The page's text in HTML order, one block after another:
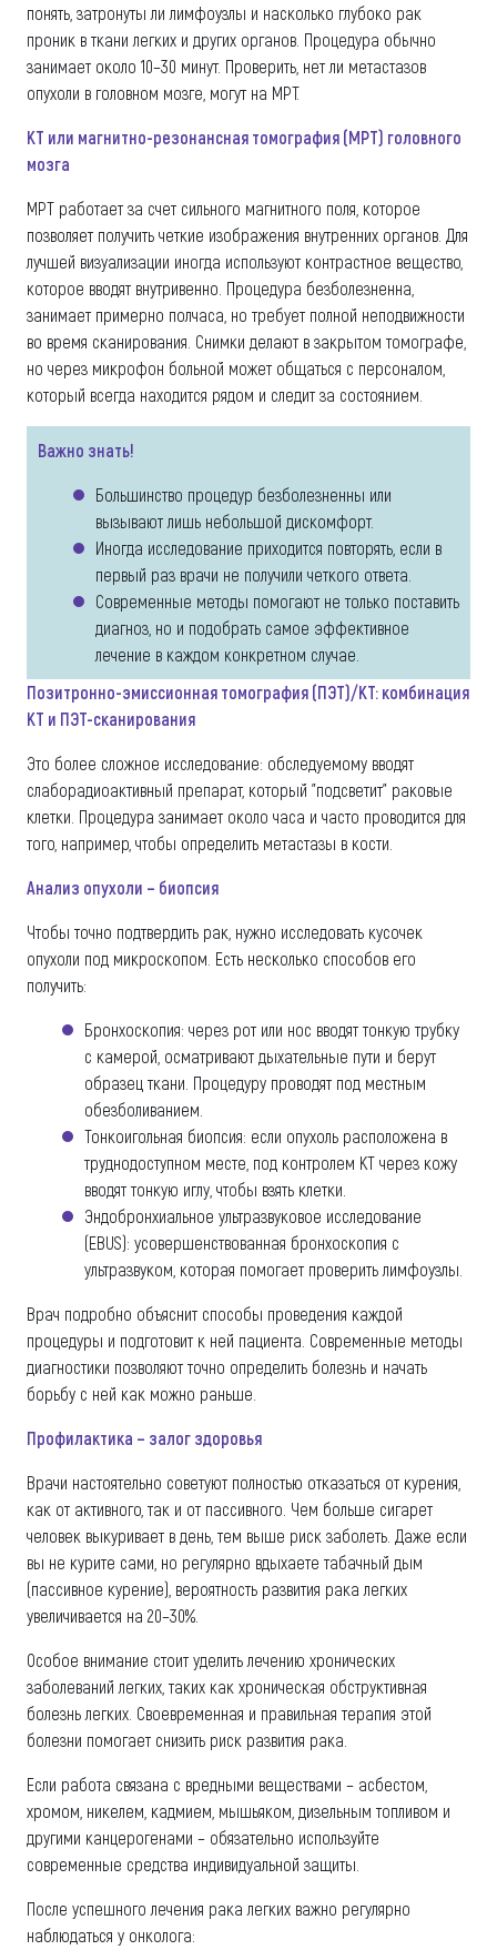
понять, затронуты ли лимфоузлы и насколько глубоко рак
проник в ткани легких и других органов. Процедура обычно
занимает около 10–30 минут. Проверить, нет ли метастазов
опухоли в головном мозге, могут на МРТ.
КТ или магнитно-резонансная томография (МРТ) головного
мозга
МРТ работает за счет сильного магнитного поля, которое
позволяет получить четкие изображения внутренних органов. Для
лучшей визуализации иногда используют контрастное вещество,
которое вводят внутривенно. Процедура безболезненна,
занимает примерно полчаса, но требует полной неподвижности
во время сканирования. Снимки делают в закрытом томографе,
но через микрофон больной может общаться с персоналом,
который всегда находится рядом и следит за состоянием.
Важно знать!
Большинство процедур безболезненны или
вызывают лишь небольшой дискомфорт.
Иногда исследование приходится повторять, если в
первый раз врачи не получили четкого ответа.
Современные методы помогают не только поставить
диагноз, но и подобрать самое эффективное
лечение в каждом конкретном случае.
Позитронно-эмиссионная томография (ПЭТ)/КТ: комбинация
КТ и ПЭТ-сканирования
Это более сложное исследование: обследуемому вводят
слаборадиоактивный препарат, который "подсветит" раковые
клетки. Процедура занимает около часа и часто проводится для
того, например, чтобы определить метастазы в кости.
Анализ опухоли – биопсия
Чтобы точно подтвердить рак, нужно исследовать кусочек
опухоли под микроскопом. Есть несколько способов его
получить:
Бронхоскопия: через рот или нос вводят тонкую трубку
с камерой, осматривают дыхательные пути и берут
образец ткани. Процедуру проводят под местным
обезболиванием.
Тонкоигольная биопсия: если опухоль расположена в
труднодоступном месте, под контролем КТ через кожу
вводят тонкую иглу, чтобы взять клетки.
Эндобронхиальное ультразвуковое исследование
(EBUS): усовершенствованная бронхоскопия с
ультразвуком, которая помогает проверить лимфоузлы.
Врач подробно объяснит способы проведения каждой
процедуры и подготовит к ней пациента. Современные методы
диагностики позволяют точно определить болезнь и начать
борьбу с ней как можно раньше.
Профилактика – залог здоровья
Врачи настоятельно советуют полностью отказаться от курения,
как от активного, так и от пассивного. Чем больше сигарет
человек выкуривает в день, тем выше риск заболеть. Даже если
вы не курите сами, но регулярно вдыхаете табачный дым
(пассивное курение), вероятность развития рака легких
увеличивается на 20–30%.
Особое внимание стоит уделить лечению хронических
заболеваний легких, таких как хроническая обструктивная
болезнь легких. Своевременная и правильная терапия этой
болезни помогает снизить риск развития рака.
Если работа связана с вредными веществами – асбестом,
хромом, никелем, кадмием, мышьяком, дизельным топливом и
другими канцерогенами – обязательно используйте
современные средства индивидуальной защиты.
После успешного лечения рака легких важно регулярно
наблюдаться у онколога: